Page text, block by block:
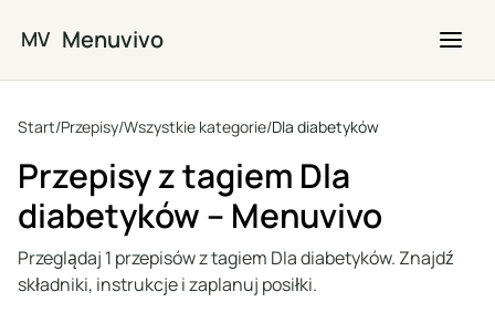
MV Menuvivo
Start/Przepisy/Wszystkie kategorie/Dla diabetyków
Przepisy z tagiem Dla
diabetyków – Menuvivo
Przeglądaj 1 przepisów z tagiem Dla diabetyków. Znajdź
składniki, instrukcje i zaplanuj posiłki.